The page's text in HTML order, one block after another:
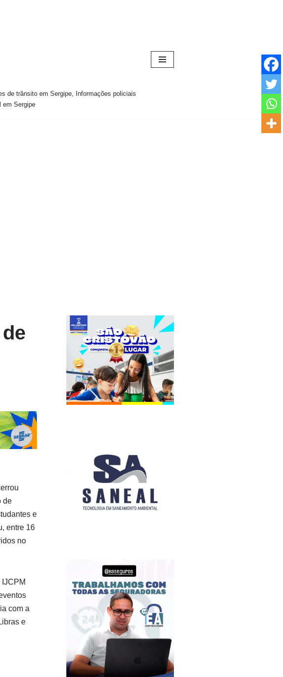
de trânsito em Sergipe, Informações policiais
em Sergipe
de
e
entre 16
no
com a
e